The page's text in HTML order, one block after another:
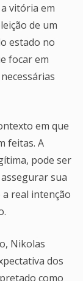
vitória em
de um
estado no
focar em
em que
feitas. A
pode ser
sua
real intenção
Nikolas
dos
como